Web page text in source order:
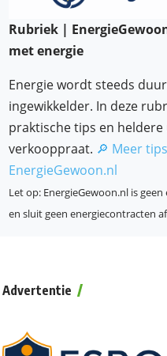
Rubriek |
met energie
Energie wordt steeds
ingewikkelder. In deze
praktische tips en
verkooppraat. 🔎 Meer
EnergieGewoon.nl
Let op: EnergieGewoon.nl is
en sluit geen energiecontracten
Advertentie